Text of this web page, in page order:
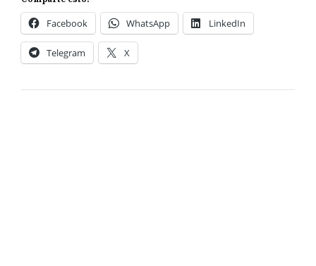
Facebook WhatsApp LinkedIn
Telegram X